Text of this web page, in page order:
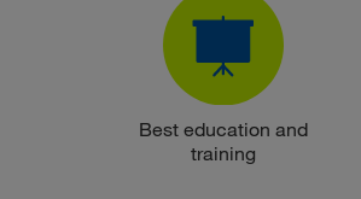
Best education and
training